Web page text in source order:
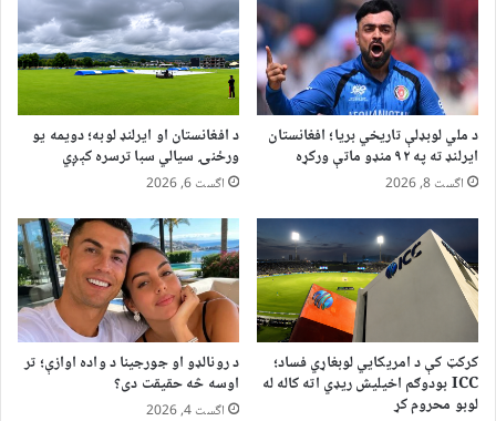
د ملي لوبډلې تاریخي بریا؛ افغانستان
ایرلنډ ته په ۹۲ منډو ماتې ورکړه
اگست 8, 2026
د افغانستان او ایرلنډ لوبه؛ دویمه یو
ورځنۍ سیالي سبا ترسره کېږي
اگست 6, 2026
کرکټ کې د امریکايي لوبغاړي فساد؛
ICC بودوګم اخیلیش ریډي اته کاله له
لوبو محروم کړ
د رونالډو او جورجینا د واده اوازې؛ تر
اوسه څه حقیقت دی؟
اگست 4, 2026